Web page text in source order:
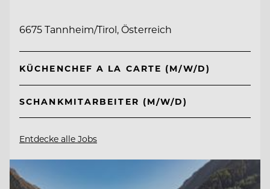
6675 Tannheim/Tirol, Österreich
KÜCHENCHEF A LA CARTE (M/W/D)
SCHANKMITARBEITER (M/W/D)
Entdecke alle Jobs